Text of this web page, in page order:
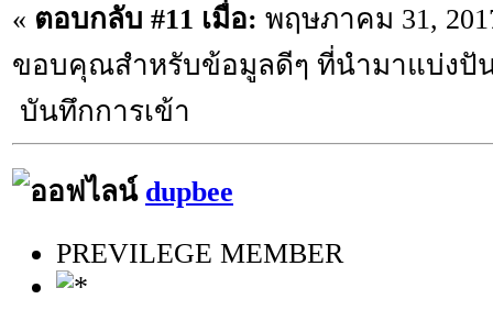
« ตอบกลับ #11 เมื่อ: พฤษภาคม 31,
ขอบคุณสำหรับข้อมูลดีๆ ที่นำมาแบ่งปั
บันทึกการเข้า
dupbee
PREVILEGE MEMBER